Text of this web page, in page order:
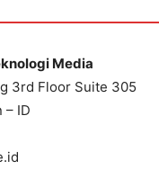
Media
3rd Floor Suite 305
– ID